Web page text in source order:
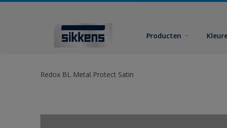
Producten
Redox BL Metal Protect Satin